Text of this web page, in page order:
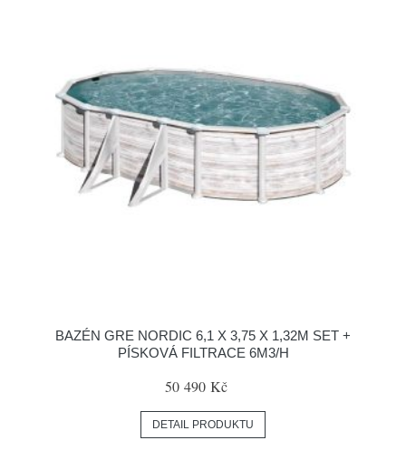
BAZÉN GRE NORDIC 6,1 X 3,75 X 1,32M SET +
PÍSKOVÁ FILTRACE 6M3/H
50 490 Kč
DETAIL PRODUKTU